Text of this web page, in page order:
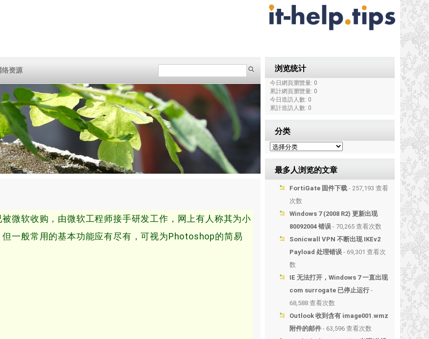
络资源
微软收购，由微软工程师接手研发工作，网上有人称其为小
一般常用的基本功能应有尽有，可视为Photoshop的简易
浏览统计
今日網頁瀏覽量: 0
累計網頁瀏覽量: 0
今日造訪人數: 0
累計造訪人數: 0
分类
最多人浏览的文章
FortiGate 固件下载 - 257,193 查看
次数
Windows 7 (2008 R2) 更新出现
80092004 错误 - 70,265 查看次数
Sonicwall VPN 不断出现 IKEv2
Payload 处理错误 - 69,301 查看次
数
IE 无法打开，Windows 7 一直出现
com surrogate 已停止运行 -
68,588 查看次数
Outlook 收到含有 image001.wmz
附件的邮件 - 63,596 查看次数